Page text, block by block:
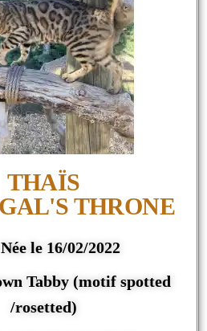
THAÏS
THRONE
Née le 16/02/2022
Tabby (motif spotted
/rosetted)